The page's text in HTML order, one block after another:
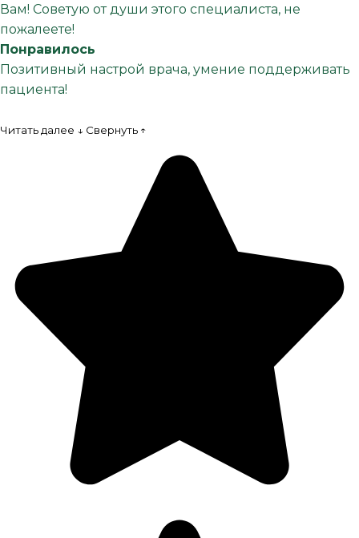
Вам! Советую от души этого специалиста, не
пожалеете!
Понравилось
Позитивный настрой врача, умение поддерживать
пациента!
Читать далее ↓ Свернуть ↑